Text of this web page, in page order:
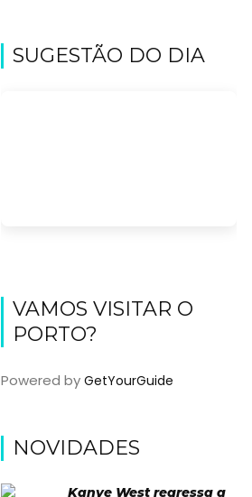
SUGESTÃO DO DIA
VAMOS VISITAR O
PORTO?
Powered by GetYourGuide
NOVIDADES
Kanye West regressa a